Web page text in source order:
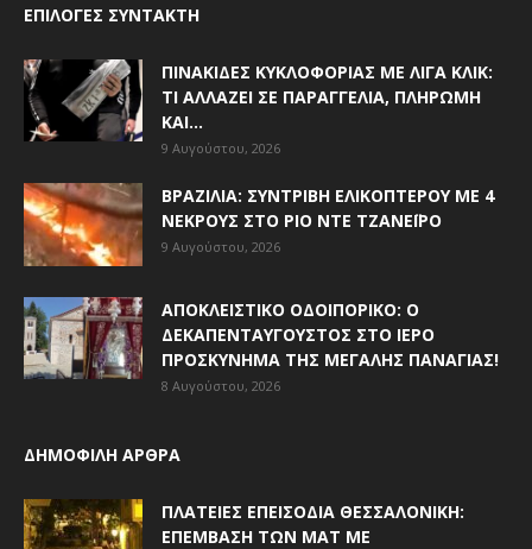
ΕΠΙΛΟΓΈΣ ΣΥΝΤΆΚΤΗ
ΠΙΝΑΚΊΔΕΣ ΚΥΚΛΟΦΟΡΊΑΣ ΜΕ ΛΊΓΑ ΚΛΙΚ:
ΤΙ ΑΛΛΆΖΕΙ ΣΕ ΠΑΡΑΓΓΕΛΊΑ, ΠΛΗΡΩΜΉ
ΚΑΙ...
9 Αυγούστου, 2026
ΒΡΑΖΙΛΊΑ: ΣΥΝΤΡΙΒΉ ΕΛΙΚΟΠΤΈΡΟΥ ΜΕ 4
ΝΕΚΡΟΎΣ ΣΤΟ ΡΊΟ ΝΤΕ ΤΖΑΝΈΙΡΟ
9 Αυγούστου, 2026
ΑΠΟΚΛΕΙΣΤΙΚΟ ΟΔΟΙΠΟΡΙΚΟ: Ο
ΔΕΚΑΠΕΝΤΑΎΓΟΥΣΤΟΣ ΣΤΟ ΙΕΡΌ
ΠΡΟΣΚΎΝΗΜΑ ΤΗΣ ΜΕΓΆΛΗΣ ΠΑΝΑΓΊΑΣ!
8 Αυγούστου, 2026
ΔΗΜΟΦΙΛΗ ΑΡΘΡΑ
ΠΛΑΤΕΊΕΣ ΕΠΕΙΣΌΔΙΑ ΘΕΣΣΑΛΟΝΊΚΗ:
ΕΠΈΜΒΑΣΗ ΤΩΝ ΜΑΤ ΜΕ